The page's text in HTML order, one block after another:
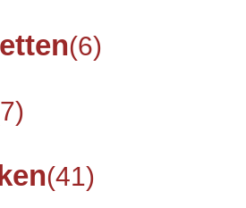
(6)
(41)